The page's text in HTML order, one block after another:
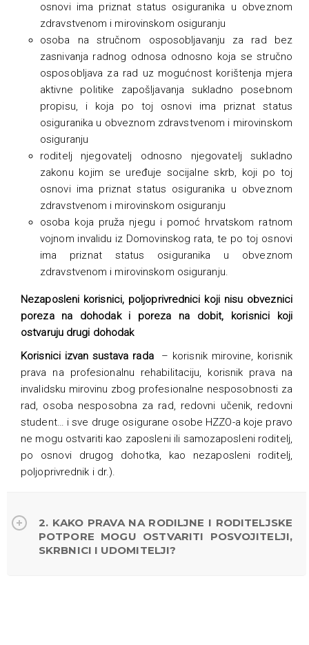
osnovi ima priznat status osiguranika u obveznom
zdravstvenom i mirovinskom osiguranju
osoba na stručnom osposobljavanju za rad bez
zasnivanja radnog odnosa odnosno koja se stručno
osposobljava za rad uz mogućnost korištenja mjera
aktivne politike zapošljavanja sukladno posebnom
propisu, i koja po toj osnovi ima priznat status
osiguranika u obveznom zdravstvenom i mirovinskom
osiguranju
roditelj njegovatelj odnosno njegovatelj sukladno
zakonu kojim se uređuje socijalne skrb, koji po toj
osnovi ima priznat status osiguranika u obveznom
zdravstvenom i mirovinskom osiguranju
osoba koja pruža njegu i pomoć hrvatskom ratnom
vojnom invalidu iz Domovinskog rata, te po toj osnovi
ima priznat status osiguranika u obveznom
zdravstvenom i mirovinskom osiguranju.
Nezaposleni korisnici, poljoprivrednici koji nisu obveznici
poreza na dohodak i poreza na dobit, korisnici koji
ostvaruju drugi dohodak
Korisnici izvan sustava rada– korisnik mirovine, korisnik
prava na profesionalnu rehabilitaciju, korisnik prava na
invalidsku mirovinu zbog profesionalne nesposobnosti za
rad, osoba nesposobna za rad, redovni učenik, redovni
student… i sve druge osigurane osobe HZZO-a koje pravo
ne mogu ostvariti kao zaposleni ili samozaposleni roditelj,
po osnovi drugog dohotka, kao nezaposleni roditelj,
poljoprivrednik i dr.).
2. KAKO PRAVA NA RODILJNE I RODITELJSKE
POTPORE MOGU OSTVARITI POSVOJITELJI,
SKRBNICI I UDOMITELJI?